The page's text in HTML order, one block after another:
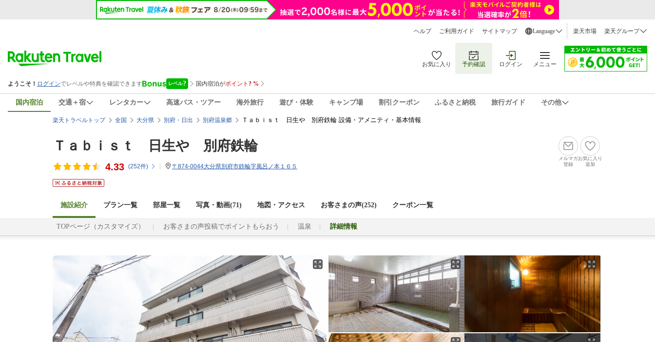
ヘルプ ご利用ガイド サイトマップ Language 楽天市場 楽天グループ
お気に入り 予約確認 ログイン メニュー
国内宿泊 交通＋宿 レンタカー 高速バス・ツアー 海外旅行 遊び・体験 キャンプ場 割引クーポン ふるさと納税 旅行ガイド その他
楽天トラベルトップ 全国 大分県 別府・日出 別府温泉郷 Ｔａｂｉｓｔ 日生や 別府鉄輪 設備・アメニティ・基本情報
Ｔａｂｉｓｔ 日生や 別府鉄輪
4.33 (252件) 〒874-0044大分県別府市鉄輪字風呂ノ本１６５
メルマガ
登録
お気に入り
追加
施設紹介 プラン一覧 部屋一覧 写真・動画(71) 地図・アクセス お客さまの声(252) クーポン一覧
TOPページ（カスタマイズ） お客さまの声投稿でポイントもらおう 温泉 詳細情報